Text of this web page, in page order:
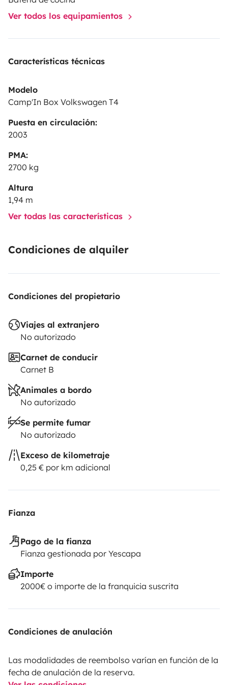
Ver todos los equipamientos
Características técnicas
Modelo
Camp'In Box Volkswagen T4
Puesta en circulación:
2003
PMA:
2700 kg
Altura
1,94 m
Ver todas las características
Condiciones de alquiler
Condiciones del propietario
Viajes al extranjero
No autorizado
Carnet de conducir
Carnet B
Animales a bordo
No autorizado
Se permite fumar
No autorizado
Exceso de kilometraje
0,25 € por km adicional
Fianza
Pago de la fianza
Fianza gestionada por Yescapa
Importe
2000€ o importe de la franquicia suscrita
Condiciones de anulación
Las modalidades de reembolso varían en función de la
fecha de anulación de la reserva.